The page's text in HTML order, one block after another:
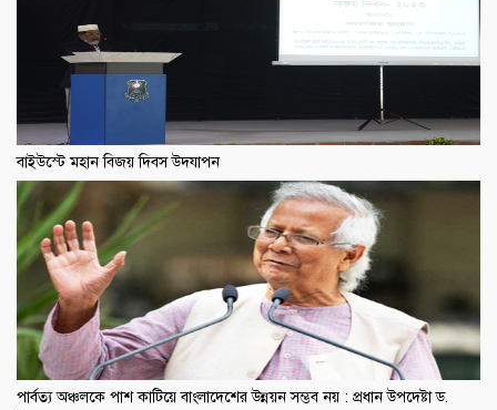
বাইউস্টে মহান বিজয় দিবস উদযাপন
পার্বত্য অঞ্চলকে পাশ কাটিয়ে বাংলাদেশের উন্নয়ন সম্ভব নয় : প্রধান উপদেষ্টা ড.